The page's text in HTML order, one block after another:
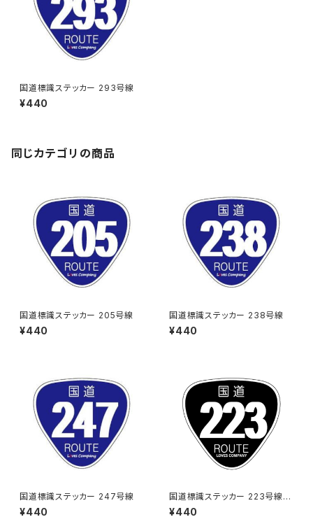
国道標識ステッカー 293号線
¥440
同じカテゴリの商品
国道標識ステッカー 205号線
¥440
国道標識ステッカー 238号線
¥440
国道標識ステッカー 247号線
¥440
国道標識ステッカー 223号線
（ブラック）
¥440